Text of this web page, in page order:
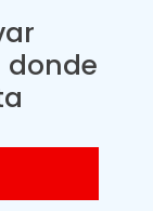
donde